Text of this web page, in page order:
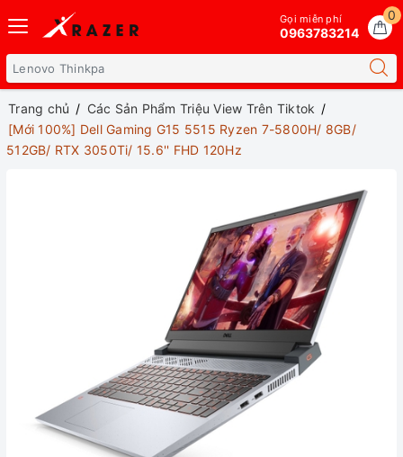
0
Gọi miễn phí
0963783214
Trang chủ
Các Sản Phẩm Triệu View Trên Tiktok
[Mới 100%] Dell Gaming G15 5515 Ryzen 7-5800H/ 8GB/
512GB/ RTX 3050Ti/ 15.6'' FHD 120Hz